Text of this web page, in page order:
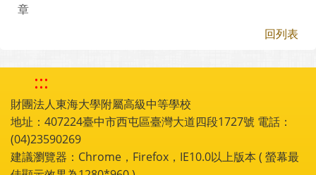
章
回列表
:::
財團法人東海大學附屬高級中等學校
地址：407224臺中市西屯區臺灣大道四段1727號 電話：
(04)23590269
建議瀏覽器：Chrome，Firefox，IE10.0以上版本 ( 螢幕最